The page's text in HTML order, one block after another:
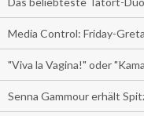
Media Control: Friday-Greta
"Viva la Vagina!" oder
Senna Gammour erhält